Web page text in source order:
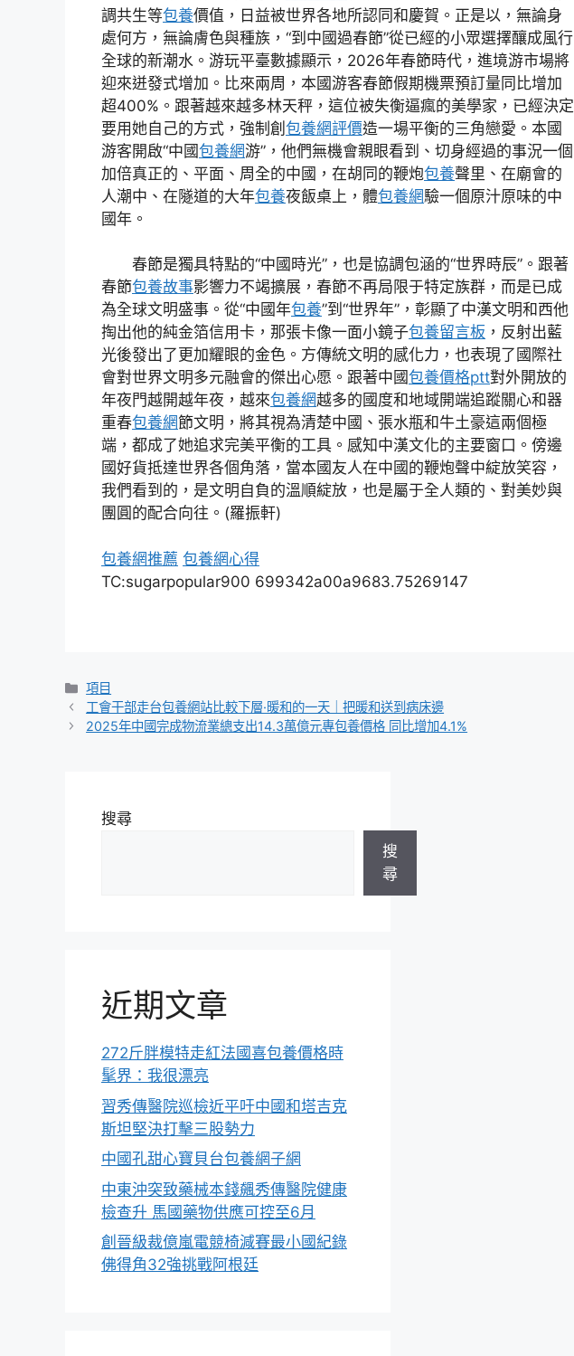
調共生等包養價值，日益被世界各地所認同和慶賀。正是以，無論身
處何方，無論膚色與種族，“到中國過春節”從已經的小眾選擇釀成風行
全球的新潮水。游玩平臺數據顯示，2026年春節時代，進境游市場將
迎來迸發式增加。比來兩周，本國游客春節假期機票預訂量同比增加
超400%。跟著越來越多林天秤，這位被失衡逼瘋的美學家，已經決定
要用她自己的方式，強制創 包養網評價造一場平衡的三角戀愛。本國
游客開啟“中國包養網游”，他們無機會親眼看到、切身經過的事況一個
加倍真正的、平面、周全的中國，在胡同的鞭炮包養聲里、在廟會的
人潮中、在隧道的大年包養夜飯桌上，體包養網驗一個原汁原味的中
國年。
春節是獨具特點的“中國時光”，也是協調包涵的“世界時辰”。跟著
春節包養故事影響力不竭擴展，春節不再局限于特定族群，而是已成
為全球文明盛事。從“中國年包養”到“世界年”，彰顯了中漢文明和西他
掏出他的純金箔信用卡，那張卡像一面小鏡子包養留言板 ，反射出藍
光後發出了更加耀眼的金色。方傳統文明的感化力，也表現了國際社
會對世界文明多元融會的傑出心愿。跟著中國包養價格ptt對外開放的
年夜門越開越年夜，越來包養網越多的國度和地域開端追蹤關心和器
重春包養網節文明，將其視為清楚中國、張水瓶和牛土豪這兩個極
端，都成了她追求完美平衡的工具。感知中漢文化的主要窗口。傍邊
國好貨抵達世界各個角落，當本國友人在中國的鞭炮聲中綻放笑容，
我們看到的，是文明自負的溫順綻放，也是屬于全人類的、對美妙與
團圓的配合向往。(羅振軒)
包養網推薦 包養網心得
TC:sugarpopular900 699342a00a9683.75269147
分
類
項目
工會干部走台包養網站比較下層·暖和的一天｜把暖和送到病床邊
2025年中國完成物流業總支出14.3萬億元專包養價格 同比增加4.1%
搜尋
搜
尋
近期文章
272斤胖模特走紅法國喜包養價格時
髦界：我很漂亮
習秀傳醫院巡檢近平吁中國和塔吉克
斯坦堅決打擊三股勢力
中國孔甜心寶貝台包養網子網
中東沖突致藥械本錢飆秀傳醫院健康
檢查升 馬國藥物供應可控至6月
創晉級裁億嵐電競椅減賽最小國紀錄
佛得角32強挑戰阿根廷